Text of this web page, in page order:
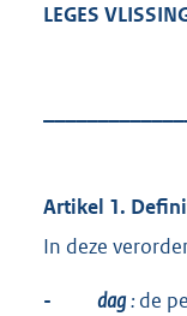
LEGES
Artikel 1.
In deze
- dag: de